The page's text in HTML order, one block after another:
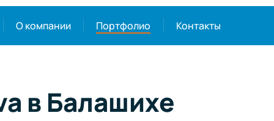
О компании Портфолио Контакты
в Балашихе